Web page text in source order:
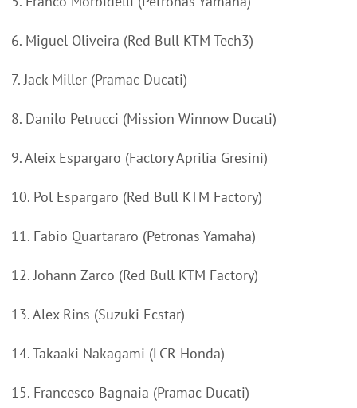
6. Miguel Oliveira (Red Bull KTM Tech3)
7. Jack Miller (Pramac Ducati)
8. Danilo Petrucci (Mission Winnow Ducati)
9. Aleix Espargaro (Factory Aprilia Gresini)
10. Pol Espargaro (Red Bull KTM Factory)
11. Fabio Quartararo (Petronas Yamaha)
12. Johann Zarco (Red Bull KTM Factory)
13. Alex Rins (Suzuki Ecstar)
14. Takaaki Nakagami (LCR Honda)
15. Francesco Bagnaia (Pramac Ducati)